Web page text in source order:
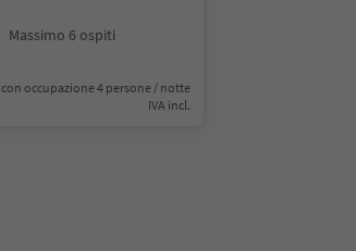
Massimo 6 ospiti
con occupazione 4 persone / notte
IVA incl.